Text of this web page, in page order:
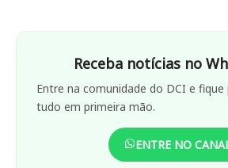
Receba notícias no
Entre na comunidade do DCI e
tudo em primeira mão.
ENTRE NO